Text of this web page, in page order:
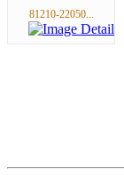
81210-22050...